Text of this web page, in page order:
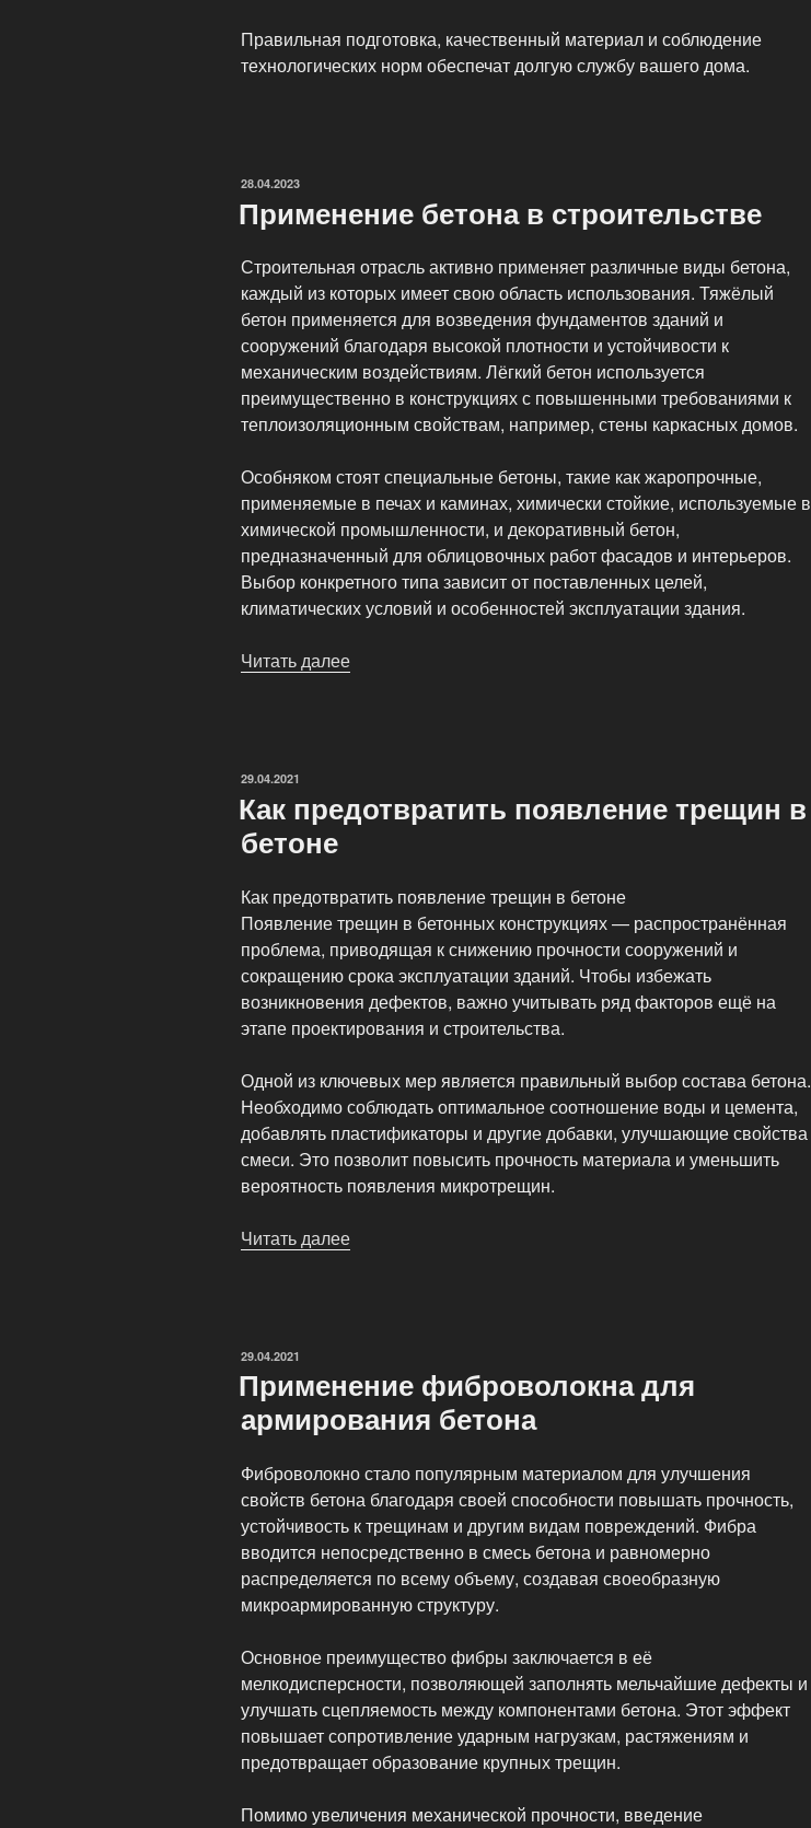
Правильная подготовка, качественный материал и соблюдение
технологических норм обеспечат долгую службу вашего дома.
ОПУБЛИКОВАНО
28.04.2023
Применение бетона в строительстве
Строительная отрасль активно применяет различные виды бетона,
каждый из которых имеет свою область использования. Тяжёлый
бетон применяется для возведения фундаментов зданий и
сооружений благодаря высокой плотности и устойчивости к
механическим воздействиям. Лёгкий бетон используется
преимущественно в конструкциях с повышенными требованиями к
теплоизоляционным свойствам, например, стены каркасных домов.
Особняком стоят специальные бетоны, такие как жаропрочные,
применяемые в печах и каминах, химически стойкие, используемые в
химической промышленности, и декоративный бетон,
предназначенный для облицовочных работ фасадов и интерьеров.
Выбор конкретного типа зависит от поставленных целей,
климатических условий и особенностей эксплуатации здания.
Читать далее
ОПУБЛИКОВАНО
29.04.2021
Как предотвратить появление трещин в
бетоне
Как предотвратить появление трещин в бетоне
Появление трещин в бетонных конструкциях — распространённая
проблема, приводящая к снижению прочности сооружений и
сокращению срока эксплуатации зданий. Чтобы избежать
возникновения дефектов, важно учитывать ряд факторов ещё на
этапе проектирования и строительства.
Одной из ключевых мер является правильный выбор состава бетона.
Необходимо соблюдать оптимальное соотношение воды и цемента,
добавлять пластификаторы и другие добавки, улучшающие свойства
смеси. Это позволит повысить прочность материала и уменьшить
вероятность появления микротрещин.
Читать далее
ОПУБЛИКОВАНО
29.04.2021
Применение фиброволокна для
армирования бетона
Фиброволокно стало популярным материалом для улучшения
свойств бетона благодаря своей способности повышать прочность,
устойчивость к трещинам и другим видам повреждений. Фибра
вводится непосредственно в смесь бетона и равномерно
распределяется по всему объему, создавая своеобразную
микроармированную структуру.
Основное преимущество фибры заключается в её
мелкодисперсности, позволяющей заполнять мельчайшие дефекты и
улучшать сцепляемость между компонентами бетона. Этот эффект
повышает сопротивление ударным нагрузкам, растяжениям и
предотвращает образование крупных трещин.
Помимо увеличения механической прочности, введение